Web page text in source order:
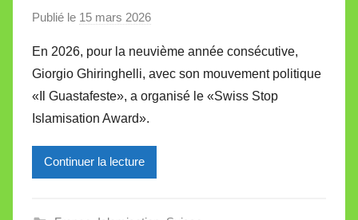
Publié le 15 mars 2026
r
M
i
l
En 2026, pour la neuvième année consécutive,
Giorgio Ghiringhelli, avec son mouvement politique
«Il Guastafeste», a organisé le «Swiss Stop
Islamisation Award».
Continuer la lecture